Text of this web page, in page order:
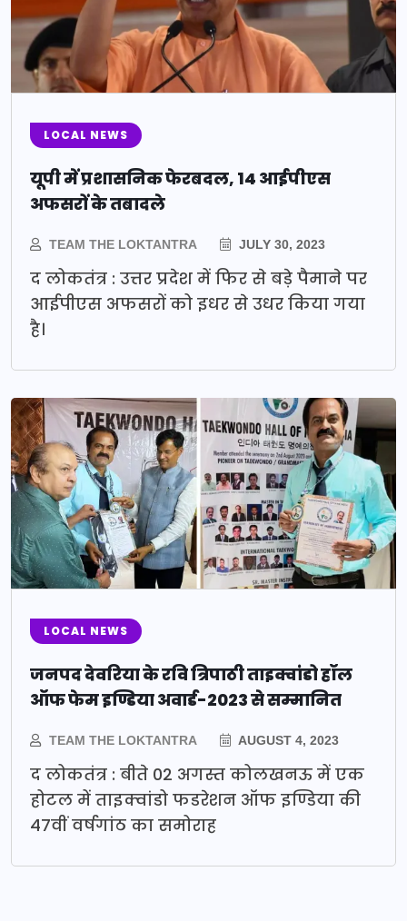
LOCAL NEWS
यूपी में प्रशासनिक फेरबदल, 14 आईपीएस
अफसरों के तबादले
TEAM THE LOKTANTRA JULY 30, 2023
द लोकतंत्र : उत्तर प्रदेश में फिर से बड़े पैमाने पर
आईपीएस अफसरों को इधर से उधर किया गया
है।
LOCAL NEWS
जनपद देवरिया के रवि त्रिपाठी ताइक्वांडो हॉल
ऑफ फेम इण्डिया अवार्ड-2023 से सम्मानित
TEAM THE LOKTANTRA AUGUST 4, 2023
द लोकतंत्र : बीते 02 अगस्त कोलखनऊ में एक
होटल में ताइक्वांडो फडरेशन ऑफ इण्डिया की
47वीं वर्षगांठ का समोराह